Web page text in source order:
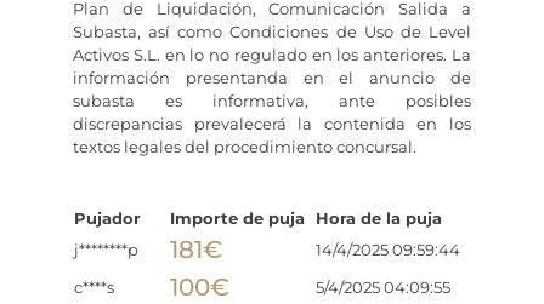
Plan de Liquidación, Comunicación Salida a
Subasta, así como Condiciones de Uso de Level
Activos S.L. en lo no regulado en los anteriores. La
información presentanda en el anuncio de
subasta es informativa, ante posibles
discrepancias prevalecerá la contenida en los
textos legales del procedimiento concursal.
Pujador Importe de puja
Hora de la puja
j********p
181€
14/4/2025 09:59:44
c****s
100€
5/4/2025 04:09:55